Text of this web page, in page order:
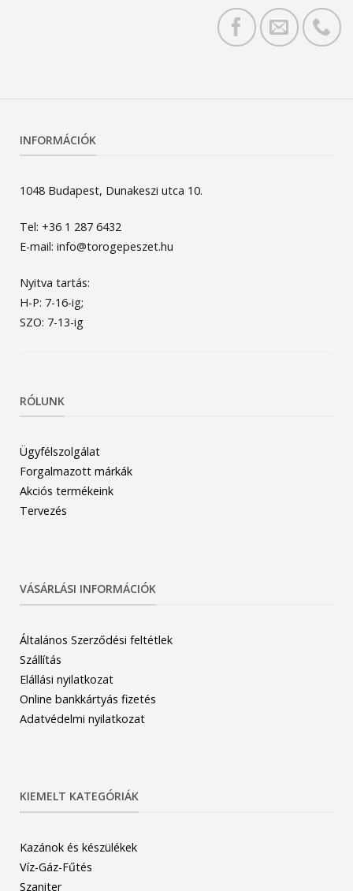
INFORMÁCIÓK
1048 Budapest, Dunakeszi utca 10.
Tel: +36 1 287 6432
E-mail: info@torogepeszet.hu
Nyitva tartás:
H-P: 7-16-ig;
SZO: 7-13-ig
RÓLUNK
Ügyfélszolgálat
Forgalmazott márkák
Akciós termékeink
Tervezés
VÁSÁRLÁSI INFORMÁCIÓK
Általános Szerződési feltétlek
Szállítás
Elállási nyilatkozat
Online bankkártyás fizetés
Adatvédelmi nyilatkozat
KIEMELT KATEGÓRIÁK
Kazánok és készülékek
Víz-Gáz-Fűtés
Szaniter